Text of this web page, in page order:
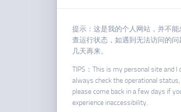
提示：这是我的个人网站，并不能
查运行状态，如遇到无法访问的问
几天再来。
TIPS：This is my personal site and I
always check the operational
please come back in a few days if
experience inaccessibility.